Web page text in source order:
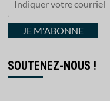
courrielJE M'ABONNE
SOUTENEZ-NOUS !